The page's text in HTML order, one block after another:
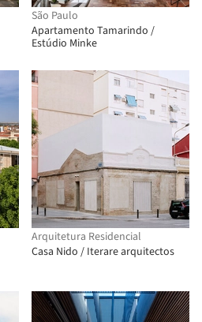
São Paulo
Apartamento Tamarindo /
Estúdio Minke
Arquitetura Residencial
Casa Nido / Iterare arquitectos